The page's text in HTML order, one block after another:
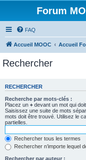
Forum
FAQ
Accueil MOOC Accueil
Rechercher
RECHERCHER
Recherche par mots-clés :
Placez un + devant un mot qui
Saisissez une suite de mots
mots doit être trouvé. Utilisez le
partielles.
Rechercher tous les termes
Rechercher n’importe lequel
Rechercher par auteur :